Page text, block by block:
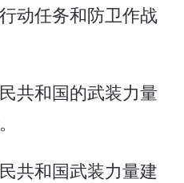
动任务和防卫作战
共和国的武装力量
共和国武装力量建